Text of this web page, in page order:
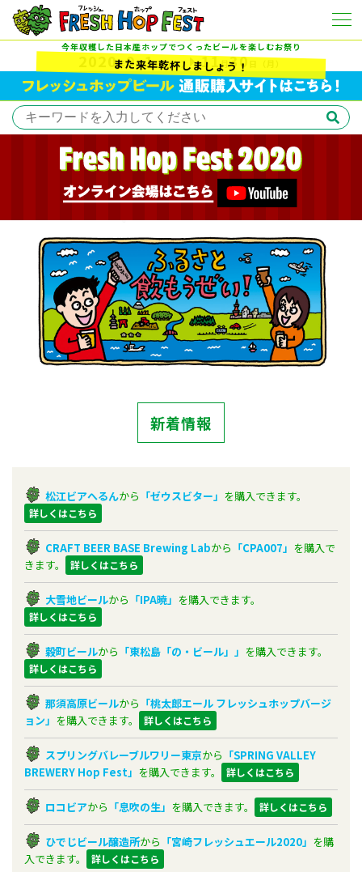
今年収穫した日本産ホップでつくったビールを楽しむお祭り
2020年9月1日（火） 11月30
また来年乾杯しましょう！
新着情報
松江ビアへるんから 「ゼウスビター」 を購入できます。
詳しくはこちら
CRAFT BEER BASE Brewing Labから 「CPA007」 を購入で
きます。
詳しくはこちら
大雪地ビールから 「IPA暁」 を購入できます。
詳しくはこちら
穀町ビールから 「東松島「の・ビール」」 を購入できます。
詳しくはこちら
那須高原ビールから 「桃太郎エール フレッシュホップバージ
ョン」 を購入できます。 詳しくはこちら
スプリングバレーブルワリー東京から 「SPRING VALLEY
BREWERY Hop Fest」 を購入できます。 詳しくはこちら
ロコビアから 「息吹の生」 を購入できます。 詳しくはこちら
ひでじビール醸造所から 「宮崎フレッシュエール2020」 を購
入できます。
詳しくはこちら